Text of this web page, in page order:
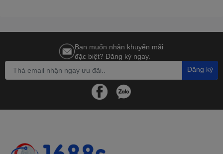
Bạn muốn nhận khuyến mãi
đặc biệt? Đăng ký ngay.
Đăng ký